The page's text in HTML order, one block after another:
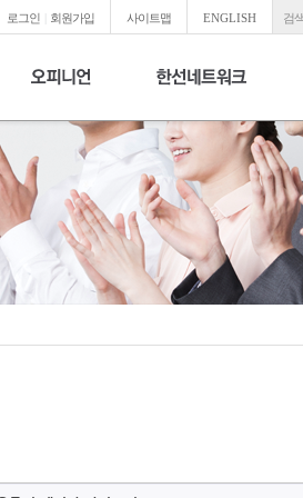
로그인 회원가입 사이트맵 ENGLISH 검